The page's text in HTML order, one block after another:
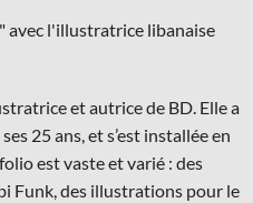
avec l'illustratrice libanaise
et autrice de BD. Elle a
25 ans, et s’est installée en
est vaste et varié : des
Funk, des illustrations pour le